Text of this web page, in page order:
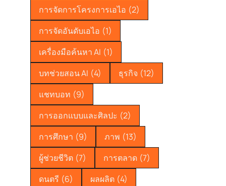
การจัดการโครงการเอไอ (2)
การจัดอันดับเอไอ (1)
เครื่องมือค้นหา AI (1)
บทช่วยสอน AI (4) ธุรกิจ (12)
แชทบอท (9)
การออกแบบและศิลปะ (2)
การศึกษา (9) ภาพ (13)
ผู้ช่วยชีวิต (7) การตลาด (7)
ดนตรี (6) ผลผลิต (4)